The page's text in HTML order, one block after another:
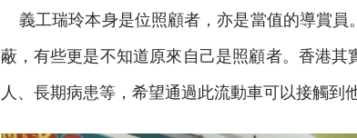
義工瑞玲本身是位照顧者，亦是當值的導賞員
蔽，有些更是不知道原來自己是照顧者。香港其
人、長期病患等，希望通過此流動車可以接觸到他